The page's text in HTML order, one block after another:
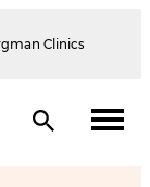
Clinics